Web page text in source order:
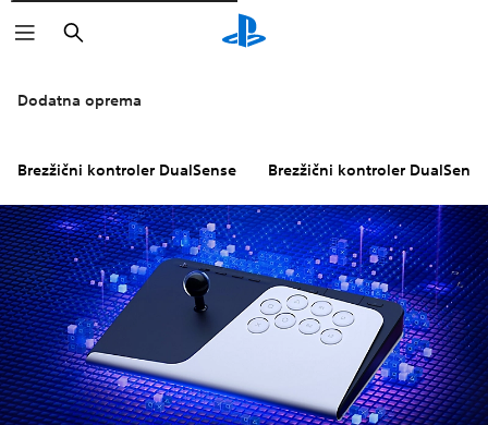
Išči
Dodatna oprema
Brezžični kontroler DualSense Brezžični kontroler
Če želite izvedeti več, kliknite ikone